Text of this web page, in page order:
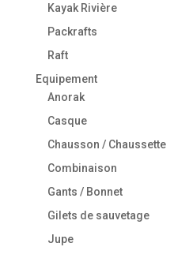
Kayak Rivière
Packrafts
Raft
Equipement
Anorak
Casque
Chausson / Chaussette
Combinaison
Gants / Bonnet
Gilets de sauvetage
Jupe